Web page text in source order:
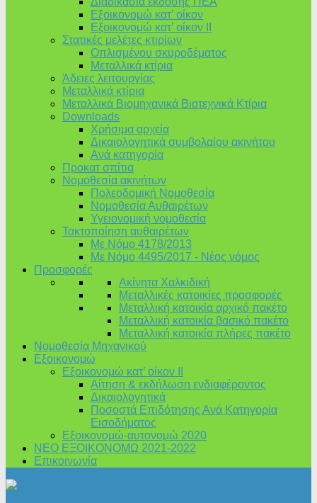
Εξοικονομώ κατ’ οίκoν
Εξοικονομώ κατ’ οίκον II
Στατικές μελέτες κτιρίων
Οπλισμένου σκυροδέματος
Μεταλλικά κτίρια
Άδειες λειτουργίας
Μεταλλικά κτίρια
Μεταλλικά Βιομηχανικά Βιοτεχνικά Κτίρια
Downloads
Χρήσιμα αρχεία
Δικαιολογητικά συμβολαίου ακινήτου
Ανά κατηγορία
Προκατ σπίτια
Νομοθεσία ακινήτων
Πολεοδομική Νομοθεσία
Νομοθεσία Αυθαιρέτων
Υγειονομική νομοθεσία
Τακτοποίηση αυθαιρέτων
Με Νόμο 4178/2013
Με Νόμο 4495/2017 - Νέος νόμος
Προσφορές
Ακίνητα Χαλκιδική
Μεταλλικές κατοικίες προσφορές
Μεταλλική κατοικία αρχικό πακέτο
Μεταλλική κατοικία βασικό πακέτο
Μεταλλική κατοικία πλήρες πακέτο
Νομοθεσία Μηχανικού
Εξοικονομώ
Εξοικονομώ κατ’ οίκον II
Αίτηση & εκδήλωση ενδιαφέροντος
Δικαιολογητικά
Ποσοστά Επιδότησης Ανά Κατηγορία
Εισοδήματος
Εξοικονομώ-αυτονομώ 2020
ΝΕΟ ΕΞΟΙΚΟΝΟΜΩ 2021-2022
Επικοινωνία